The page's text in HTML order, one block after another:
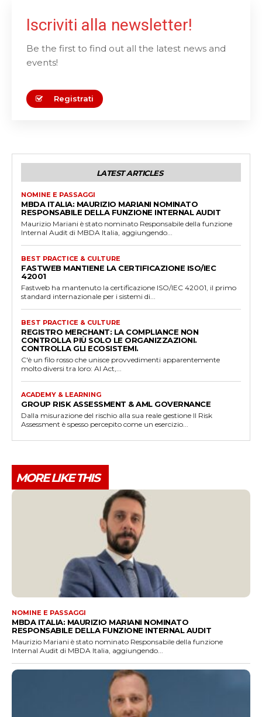
Iscriviti alla newsletter!
Be the first to find out all the latest news and
events!
Registrati
LATEST ARTICLES
NOMINE E PASSAGGI
MBDA ITALIA: MAURIZIO MARIANI NOMINATO
RESPONSABILE DELLA FUNZIONE INTERNAL AUDIT
Maurizio Mariani è stato nominato Responsabile della funzione
Internal Audit di MBDA Italia, aggiungendo...
BEST PRACTICE & CULTURE
FASTWEB MANTIENE LA CERTIFICAZIONE ISO/IEC
42001
Fastweb ha mantenuto la certificazione ISO/IEC 42001, il primo
standard internazionale per i sistemi di...
BEST PRACTICE & CULTURE
REGISTRO MERCHANT: LA COMPLIANCE NON
CONTROLLA PIÙ SOLO LE ORGANIZZAZIONI.
CONTROLLA GLI ECOSISTEMI.
C'è un filo rosso che unisce provvedimenti apparentemente
molto diversi tra loro: AI Act,...
ACADEMY & LEARNING
GROUP RISK ASSESSMENT & AML GOVERNANCE
Dalla misurazione del rischio alla sua reale gestione Il Risk
Assessment è spesso percepito come un esercizio...
MORE LIKE THIS
NOMINE E PASSAGGI
MBDA ITALIA: MAURIZIO MARIANI NOMINATO
RESPONSABILE DELLA FUNZIONE INTERNAL AUDIT
Maurizio Mariani è stato nominato Responsabile della funzione
Internal Audit di MBDA Italia, aggiungendo...